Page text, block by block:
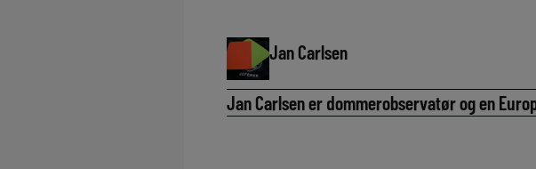
Jan Carlsen
Jan Carlsen er dommerobservatør og en